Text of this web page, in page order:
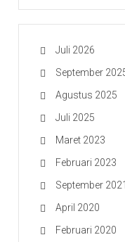
Juli 2026
September
Agustus 2025
Juli 2025
Maret 2023
Februari 2023
September 2021
April 2020
Februari 2020